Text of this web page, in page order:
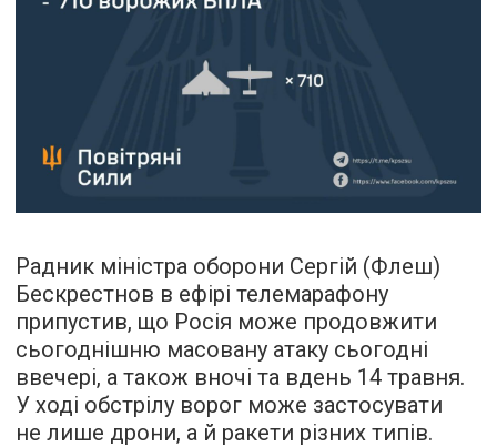
Радник міністра оборони Сергій (Флеш)
Бескрестнов в ефірі телемарафону
припустив, що Росія може продовжити
сьогоднішню масовану атаку сьогодні
ввечері, а також вночі та вдень 14 травня.
У ході обстрілу ворог може застосувати
не лише дрони, а й ракети різних типів.